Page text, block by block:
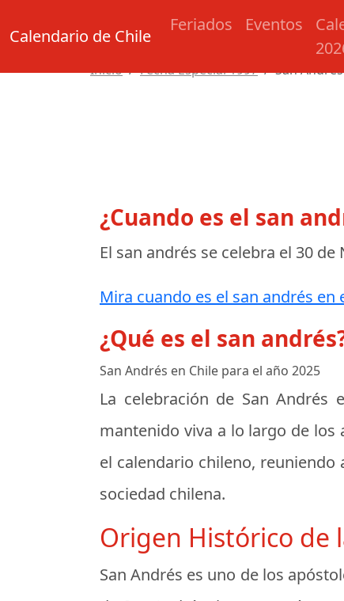
Calendario de Chile
Feriados Eventos
Inicio Fecha Especial 1997 San Andrés
¿Cuando es el san
El san andrés se celebra el 30 de
Mira cuando es el san andrés en
¿Qué es el san
San Andrés en Chile para el año 2025
La celebración de San
mantenido viva a lo largo de los
el calendario chileno,
sociedad chilena.
Origen Histórico de
San Andrés es uno de los